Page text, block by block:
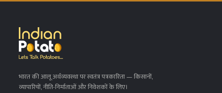
भारत की आलू अर्थव्यवस्था पर स्वतंत्र पत्रकारिता— किसानों,
व्यापारियों, नीति-निर्माताओं और निवेशकों के लिए।